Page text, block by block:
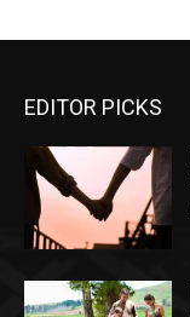
EDITOR PICKS